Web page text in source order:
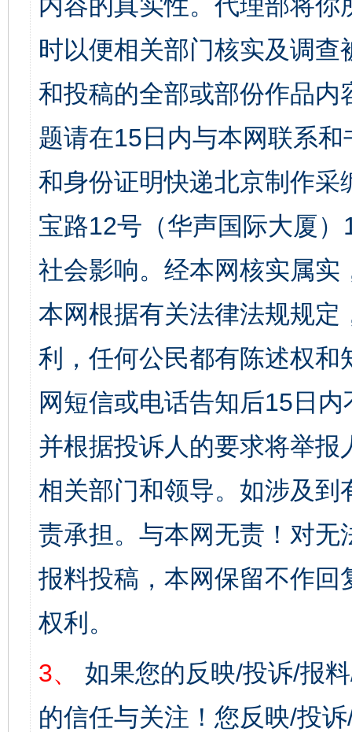
时以便相关部门核实及调
和投稿的全部或部份作品
题请在15日内与本网联系
和身份证明快递北京制作
宝路12号（华声国际大厦
社会影响。经本网核实属
本网根据有关法律法规规
利，任何公民都有陈述权
网短信或电话告知后15日
并根据投诉人的要求将举
相关部门和领导。如涉及
责承担。与本网无责！对
报料投稿，本网保留不作
权利。
3、
如果您的反映/投诉/报
的信任与关注！您反映/投